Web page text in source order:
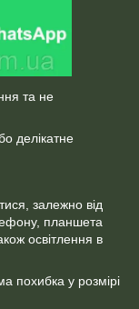
та не
делікатне
залежно від
планшета
освітлення в
похибка у розмірі